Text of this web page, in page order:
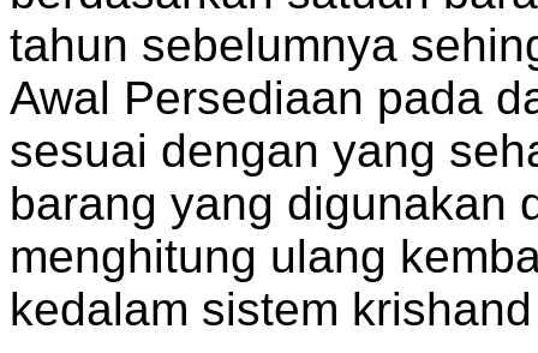
tahun sebelumnya
Awal Persediaan pada
sesuai dengan yang
barang yang digunakan
menghitung ulang
kedalam sistem